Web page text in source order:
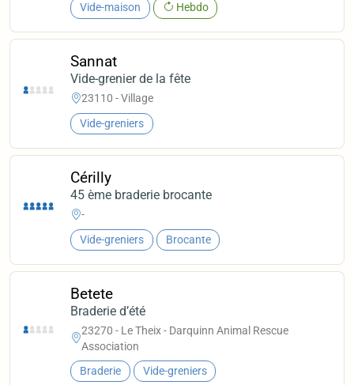
Vide-maison Hebdo
Sannat
Vide-grenier de la fête
23110 - Village
Vide-greniers
Cérilly
45 ème braderie brocante
-
Vide-greniers Brocante
Betete
Braderie d’été
23270 - Le Theix - Darquinn Animal Rescue
Association
Braderie Vide-greniers